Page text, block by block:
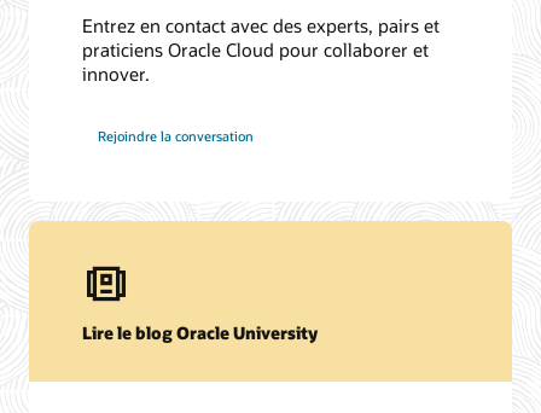
Entrez en contact avec des experts, pairs et
praticiens Oracle Cloud pour collaborer et
innover.
Rejoindre la conversation
Lire le blog Oracle University